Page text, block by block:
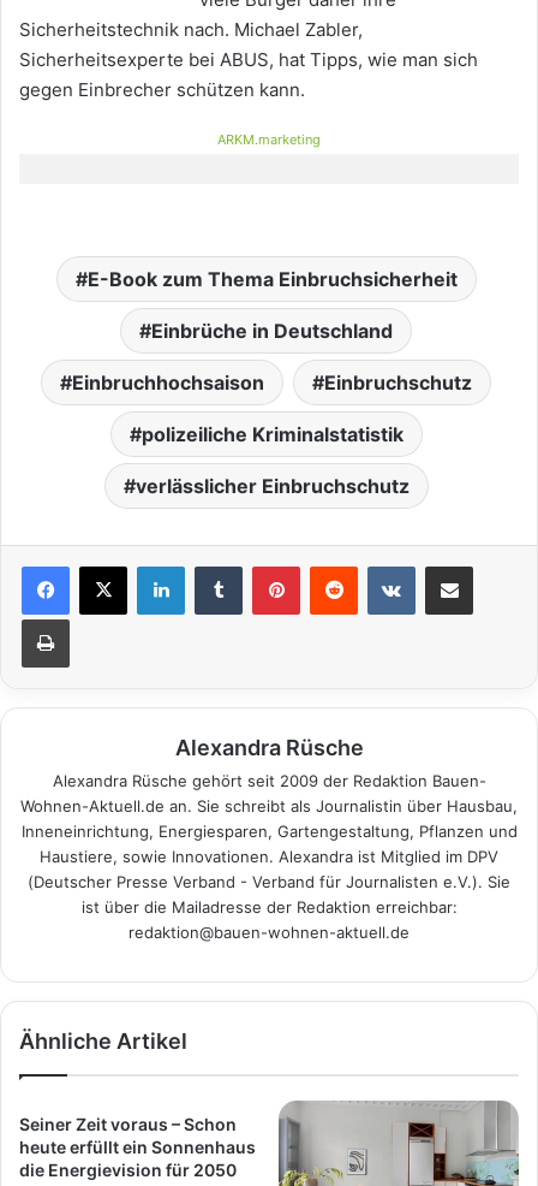
Sicherheitstechnik nach. Michael Zabler,
Sicherheitsexperte bei ABUS, hat Tipps, wie man sich
gegen Einbrecher schützen kann.
ARKM.marketing
E-Book zum Thema Einbruchsicherheit
Einbrüche in Deutschland
Einbruchhochsaison Einbruchschutz
polizeiliche Kriminalstatistik
verlässlicher Einbruchschutz
Alexandra Rüsche
Alexandra Rüsche gehört seit 2009 der Redaktion Bauen-
Wohnen-Aktuell.de an. Sie schreibt als Journalistin über Hausbau,
Inneneinrichtung, Energiesparen, Gartengestaltung, Pflanzen und
Haustiere, sowie Innovationen. Alexandra ist Mitglied im DPV
(Deutscher Presse Verband - Verband für Journalisten e.V.). Sie
ist über die Mailadresse der Redaktion erreichbar:
redaktion@bauen-wohnen-aktuell.de
Ähnliche Artikel
Seiner Zeit voraus – Schon
heute erfüllt ein Sonnenhaus
die Energievision für 2050